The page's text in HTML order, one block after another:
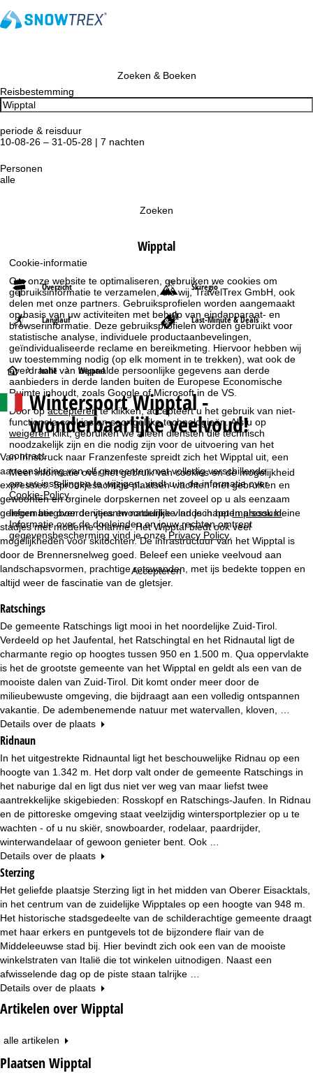
Cookie-informatie
Om onze website te optimaliseren, gebruiken we cookies om
gebruiksinformatie te verzamelen, die wij, TravelTrex GmbH, ook
delen met onze partners. Gebruiksprofielen worden aangemaakt
op basis van uw activiteiten met behulp van eindapparaat- en
browserinformatie. Deze gebruiksprofielen worden gebruikt voor
statistische analyse, individuele productaanbevelingen,
geïndividualiseerde reclame en bereikmeting. Hiervoor hebben wij
uw toestemming nodig (op elk moment in te trekken), wat ook de
overdracht van bepaalde persoonlijke gegevens aan derde
aanbieders in derde landen buiten de Europese Economische
Ruimte inhoudt, zoals Google of Microsoft in de VS.
Door opaccepterente klikken, accepteert u het gebruik van niet-
functionele cookies en soortgelijke technologieën. Als u op
weigerenklikt, gebruiken we alleen diensten die technisch
noodzakelijk zijn en die nodig zijn voor de uitvoering van het
contract.
Meer informatie over het gebruik van cookies en de mogelijkheid
om uw instellingen te wijzigen, vindt u in de informatie over
Cookie-Policy
Informatie over de verantwoordelijke vind je in hetImpressum.
Informatie over de doeleinden en jouw rechten omtrent
gegevensbescherming vind je onzePrivacy Policy
Accepteren
Zoeken & Boeken
Reisbestemming
periode & reisduur
10-08-26 – 31-05-28 | 7 nachten
Personen
alle
Zoeken
Wipptal
Overzicht Skiregio
Langlauf Last-Minute & Deals
S
t
a
r
t
p
a
g
n
a
Italië Wipptal
Wintersport Wipptal -
wonderbaarlijke veelvoud!
Van Innsbruck naar Franzenfeste spreidt zich het Wipptal uit, een
aaneensluiting van elf gemeenten met volledig verschillende
expressies. Sprookjesachtige plaatsen wachten met gebruiken en
gewoonten en orginele dorpskernen net zoveel op u als eenzaam
gelegen bergboerderijtjes en natuurlijke landschappen alsook kleine
stadjes met moderne charme. Het Wipptal biedt ook veel
mogelijkheden voor skitochten. De infrastructuur van het Wipptal is
door de Brennersnelweg goed. Beleef een unieke veelvoud aan
landschapsvormen, prachtige rotswanden, met ijs bedekte toppen en
altijd weer de fascinatie van de gletsjer.
Ratschings
De gemeente Ratschings ligt mooi in het noordelijke Zuid-Tirol.
Verdeeld op het Jaufental, het Ratschingtal en het Ridnautal ligt de
charmante regio op hoogtes tussen 950 en 1.500 m. Qua oppervlakte
is het de grootste gemeente van het Wipptal en geldt als een van de
mooiste dalen van Zuid-Tirol. Dit komt onder meer door de
milieubewuste omgeving, die bijdraagt aan een volledig ontspannen
vakantie. De adembenemende natuur met watervallen, kloven, …
Details over de plaats
Ridnaun
In het uitgestrekte Ridnauntal ligt het beschouwelijke Ridnau op een
hoogte van 1.342 m. Het dorp valt onder de gemeente Ratschings in
het naburige dal en ligt dus niet ver weg van maar liefst twee
aantrekkelijke skigebieden: Rosskopf en Ratschings-Jaufen. In Ridnau
en de pittoreske omgeving staat veelzijdig wintersportplezier op u te
wachten - of u nu skiër, snowboarder, rodelaar, paardrijder,
winterwandelaar of gewoon genieter bent. Ook …
Details over de plaats
Sterzing
Het geliefde plaatsje Sterzing ligt in het midden van Oberer Eisacktals,
in het centrum van de zuidelijke Wipptales op een hoogte van 948 m.
Het historische stadsgedeelte van de schilderachtige gemeente draagt
met haar erkers en puntgevels tot de bijzondere flair van de
Middeleeuwse stad bij. Hier bevindt zich ook een van de mooiste
winkelstraten van Italië die tot winkelen uitnodigen. Naast een
afwisselende dag op de piste staan talrijke …
Details over de plaats
Artikelen over Wipptal
alle artikelen
Plaatsen Wipptal